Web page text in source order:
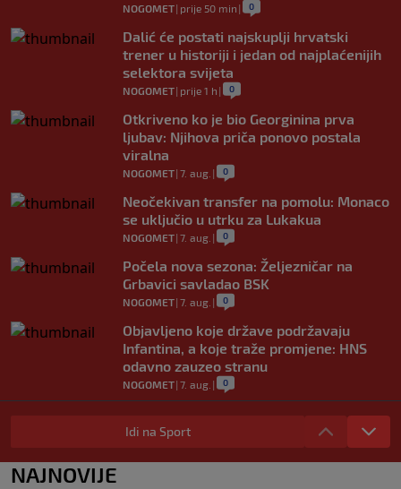
NOGOMET| prije 50 min | 0
Dalić će postati najskuplji hrvatski
trener u historiji i jedan od najplaćenijih
selektora svijeta
NOGOMET| prije 1 h | 0
Otkriveno ko je bio Georginina prva
ljubav: Njihova priča ponovo postala
viralna
NOGOMET| 7. aug. | 0
Neočekivan transfer na pomolu: Monaco
se uključio u utrku za Lukakua
NOGOMET| 7. aug. | 0
Počela nova sezona: Željezničar na
Grbavici savladao BSK
NOGOMET| 7. aug. | 0
Objavljeno koje države podržavaju
Infantina, a koje traže promjene: HNS
odavno zauzeo stranu
NOGOMET| 7. aug. | 0
UEFA pokreće istragu: Je li Infantino
namjeravao prodati prava na Svjetsko
0
Idi na Sport
NAJNOVIJE